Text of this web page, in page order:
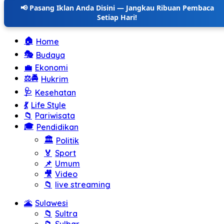
📢 Pasang Iklan Anda Disini — Jangkau Ribuan Pembaca
Setiap Hari!
🏠 Home
🎭 Budaya
💼 Ekonomi
⚖️🚔 Hukrim
🩺 Kesehatan
💃 Life Style
📁 Pariwisata
🎓 Pendidikan
🏛️ Politik
🏅 Sport
📌 Umum
🎥 Video
📁 live streaming
🌋 Sulawesi
📁 Sultra